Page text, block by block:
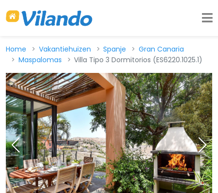
Home Vakantiehuizen Spanje
Gran Canaria
Maspalomas
Villa Tipo 3 Dormitorios (ES6220.1025.1)